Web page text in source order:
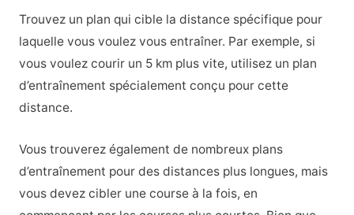
Trouvez un plan qui cible la distance spécifique pour
laquelle vous voulez vous entraîner. Par exemple, si
vous voulez courir un 5 km plus vite, utilisez un plan
d’entraînement spécialement conçu pour cette
distance.
Vous trouverez également de nombreux plans
d’entraînement pour des distances plus longues, mais
vous devez cibler une course à la fois, en